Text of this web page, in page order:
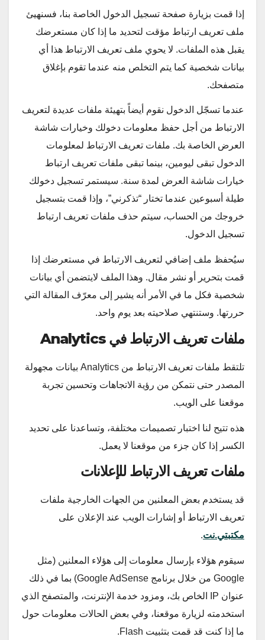
إذا قمت بزيارة صفحة تسجيل الدخول الخاصة بنا، فسنهيئ
ملف تعريف ارتباط مؤقت لتحديد ما إذا كان مستعرضك
يقبل هذه الملفات. لا يحوي ملف تعريف الارتباط هذا أي
بيانات شخصية كما يتم التخلص منه عندما تقوم بإغلاق
متصفحك.
عندما تسجّل الدخول نقوم أيضاً بتهيئة ملفات عديدة لتعريف
الارتباط من أجل حفظ معلومات دخولك وخيارات شاشة
العرض الخاصة بك. ملفات تعريف الارتباط لمعلومات
الدخول تبقى ليومين، بينما تبقى ملفات تعريف ارتباط
خيارات شاشة العرض لمدة سنة. سيستمر تسجيل دخولك
طيلة أسبوعين عندما تختار “تذكرني”، وإذا قمت بتسجيل
خروجك من الحساب، سيتم حذف ملفات تعريف ارتباط
تسجيل الدخول.
سيُحفظ ملف إضافي لتعريف الارتباط في مستعرضك إذا
قمت بتحرير أو نشر مقال. وهذا الملف لايتضمن أي بيانات
شخصية فكل ما في الأمر أنه يشير إلى معرّف المقالة التي
حررتها. وستنتهي صلاحيته بعد يوم واحد.
ملفات تعريف الارتباط فيAnalytics
تلتقط ملفات تعريف الارتباط من Analytics بيانات مجهولة
المصدر حتى نتمكن من رؤية الاتجاهات وتحسين تجربة
موقعنا على الويب.
هذه تتيح لنا اختبار تصميمات مختلفة، وتساعدنا على تحديد
الكسر إذا كان جزء من موقعنا لا يعمل.
ملفات تعريف الارتباط للإعلانات
قد يستخدم بعض المعلنين من الجهات الخارجية ملفات
تعريف الارتباط أو إشارات الويب عند الإعلان على
مكتبتي.نت.
سيقوم هؤلاء بإرسال معلومات إلى هؤلاء المعلنين (مثل
Google من خلال برنامج Google AdSense) بما في ذلك
عنوان IP الخاص بك، ومزود خدمة الإنترنت، والمتصفح الذي
استخدمته لزيارة موقعنا، وفي بعض الحالات معلومات حول
ما إذا كنت قد قمت بتثبيت Flash.